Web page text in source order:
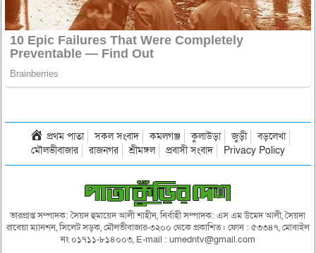
প্রথম পাতা সকল সংবাদ কমলগঞ্জ কুলাউড়া জুড়ী
বড়লেখা
মৌলভীবাজার
রাজনগর শ্রীমঙ্গল প্রবাসী সংবাদ Privacy Policy
ভারপ্রাপ্ত সম্পাদক: সৈয়দ হুমায়েদ আলী শাহীন, নির্বাহী সম্পাদক: এস এম উমেদ আলী, সৈয়দা
রাবেয়া ম্যানশন, সিলেট সড়ক, মৌলভীবাজার-৩২০০ থেকে প্রকাশিত। ফোন : ৫৩৩৪৭, মোবাইল
নং ০১৭১১-৮১৪০০৩, E-mail : umedntv@gmail.com